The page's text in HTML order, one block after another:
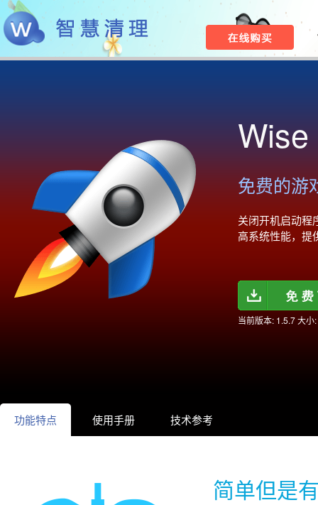
免费的游
关闭开机启动程
高系统性能，提
当前版本: 1.5.7 大小
功能特点 使用手册 技术参考
简单但是